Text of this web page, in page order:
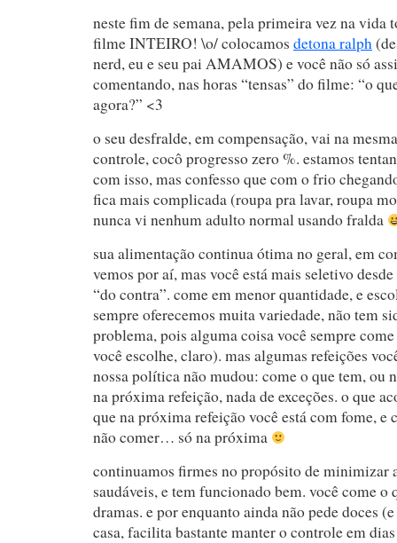
neste fim de semana, pela primeira vez na vida
filme INTEIRO! \o/ colocamos detona ralph
nerd, eu e seu pai AMAMOS) e você não só
comentando, nas horas “tensas” do filme: “o
agora?” <3
o seu desfralde, em compensação, vai na
controle, cocô progresso zero %. estamos
com isso, mas confesso que com o frio
fica mais complicada (roupa pra lavar, roupa
nunca vi nenhum adulto normal usando fralda
sua alimentação continua ótima no geral, em
vemos por aí, mas você está mais seletivo
“do contra”. come em menor quantidade, e
sempre oferecemos muita variedade, não tem
problema, pois alguma coisa você sempre
você escolhe, claro). mas algumas refeições
nossa política não mudou: come o que tem, ou
na próxima refeição, nada de exceções. o que
que na próxima refeição você está com fome, e
não comer… só na próxima
continuamos firmes no propósito de minimizar
saudáveis, e tem funcionado bem. você come o
dramas. e por enquanto ainda não pede doces
casa, facilita bastante manter o controle em